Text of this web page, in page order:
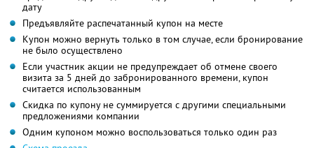
дату
Предъявляйте распечатанный купон на месте
Купон можно вернуть только в том случае, если бронирование
не было осуществлено
Если участник акции не предупреждает об отмене своего
визита за 5 дней до забронированного времени, купон
считается использованным
Скидка по купону не суммируется с другими специальными
предложениями компании
Одним купоном можно воспользоваться только один раз